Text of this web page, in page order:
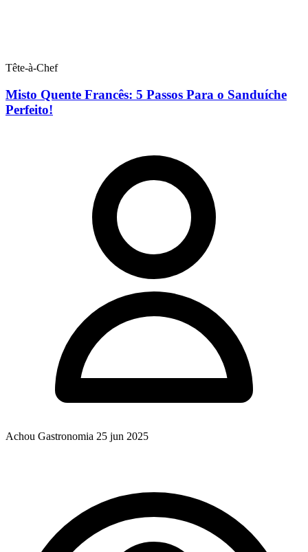
Tête-à-Chef
Misto Quente Francês: 5 Passos Para o Sanduíche
Perfeito!
Achou Gastronomia 25 jun 2025